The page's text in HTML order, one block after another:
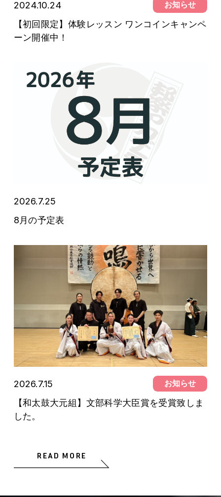
2024.10.24 お知らせ
【初回限定】体験レッスン ワンコインキャンペ
ーン開催中！
2026.7.25
8月の予定表
2026.7.15 お知らせ
【和太鼓大元組】文部科学大臣賞を受賞致しま
した。
READ MORE